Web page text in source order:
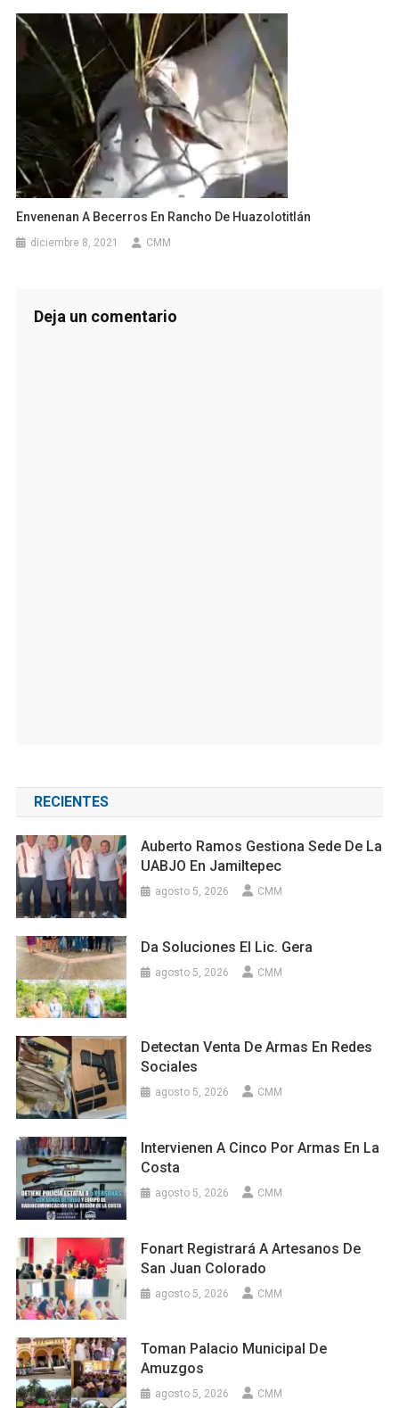
Envenenan A Becerros En Rancho De Huazolotitlán
diciembre 8, 2021 CMM
Deja un comentario
RECIENTES
Auberto Ramos Gestiona Sede De La
UABJO En Jamiltepec
agosto 5, 2026 CMM
Da Soluciones El Lic. Gera
agosto 5, 2026 CMM
Detectan Venta De Armas En Redes
Sociales
agosto 5, 2026 CMM
Intervienen A Cinco Por Armas En La
Costa
agosto 5, 2026 CMM
Fonart Registrará A Artesanos De
San Juan Colorado
agosto 5, 2026 CMM
Toman Palacio Municipal De
Amuzgos
agosto 5, 2026 CMM